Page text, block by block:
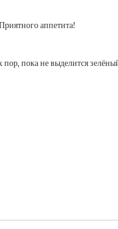
аппетита!
пока не выделится